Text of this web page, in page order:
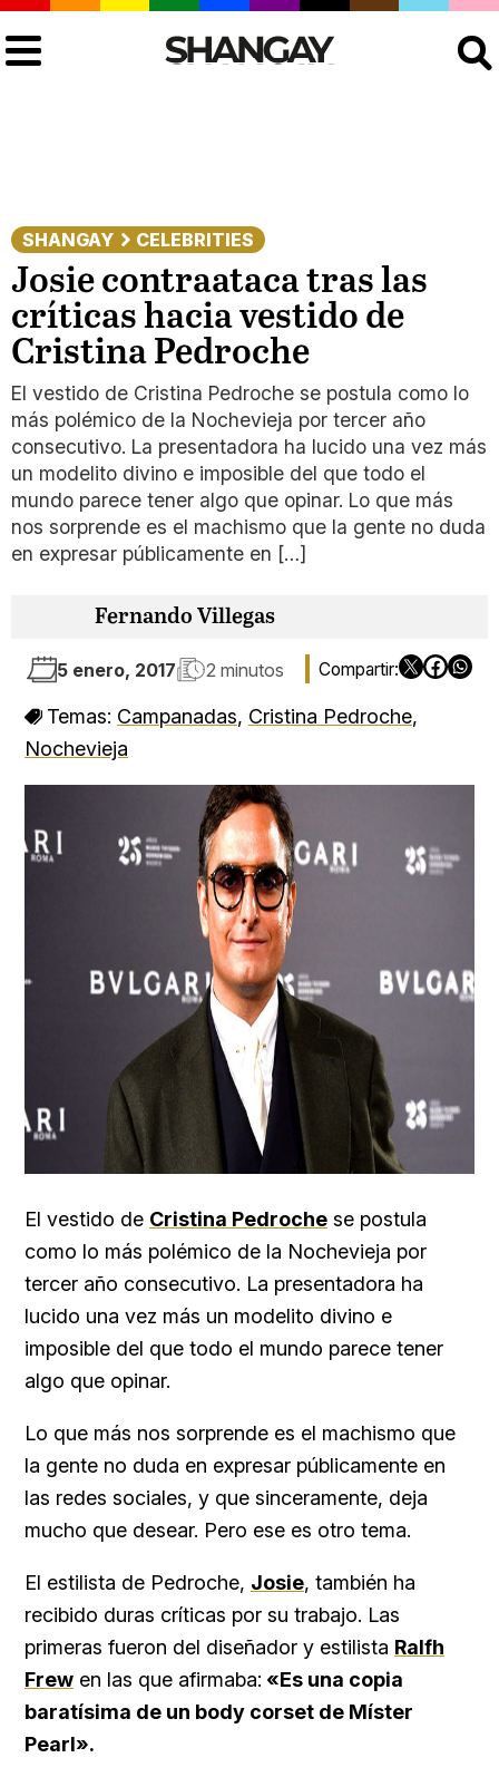
SHANGAY CELEBRITIES
Josie contraataca tras las
críticas hacia vestido de
Cristina Pedroche
El vestido de Cristina Pedroche se postula como lo
más polémico de la Nochevieja por tercer año
consecutivo. La presentadora ha lucido una vez más
un modelito divino e imposible del que todo el
mundo parece tener algo que opinar. Lo que más
nos sorprende es el machismo que la gente no duda
en expresar públicamente en […]
Fernando Villegas
5 enero, 2017 2 minutos
Temas: Campanadas, Cristina Pedroche,
Nochevieja
El vestido de Cristina Pedroche se postula
como lo más polémico de la Nochevieja por
tercer año consecutivo. La presentadora ha
lucido una vez más un modelito divino e
imposible del que todo el mundo parece tener
algo que opinar.
Lo que más nos sorprende es el machismo que
la gente no duda en expresar públicamente en
las redes sociales, y que sinceramente, deja
mucho que desear. Pero ese es otro tema.
El estilista de Pedroche, Josie, también ha
recibido duras críticas por su trabajo. Las
primeras fueron del diseñador y estilista Ralfh
Frew en las que afirmaba: «Es una copia
baratísima de un body corset de Míster
Pearl».